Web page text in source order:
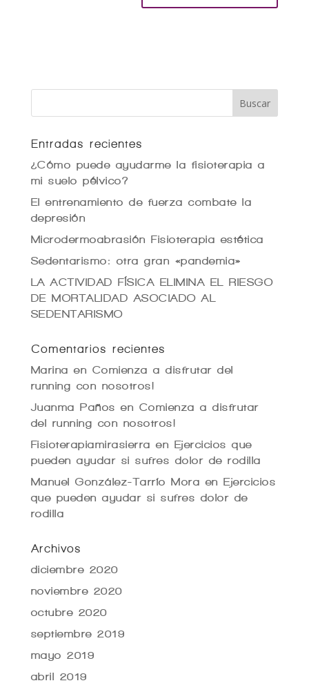
Entradas recientes
¿Cómo puede ayudarme la fisioterapia a
mi suelo pélvico?
El entrenamiento de fuerza combate la
depresión
Microdermoabrasión Fisioterapia estética
Sedentarismo: otra gran «pandemia»
LA ACTIVIDAD FÍSICA ELIMINA EL RIESGO
DE MORTALIDAD ASOCIADO AL
SEDENTARISMO
Comentarios recientes
Marina en Comienza a disfrutar del
running con nosotros!
Juanma Paños en Comienza a disfrutar
del running con nosotros!
Fisioterapiamirasierra en Ejercicios que
pueden ayudar si sufres dolor de rodilla
Manuel González-Tarrío Mora enEjercicios
que pueden ayudar si sufres dolor de
rodilla
Archivos
diciembre 2020
noviembre 2020
octubre 2020
septiembre 2019
mayo 2019
abril 2019